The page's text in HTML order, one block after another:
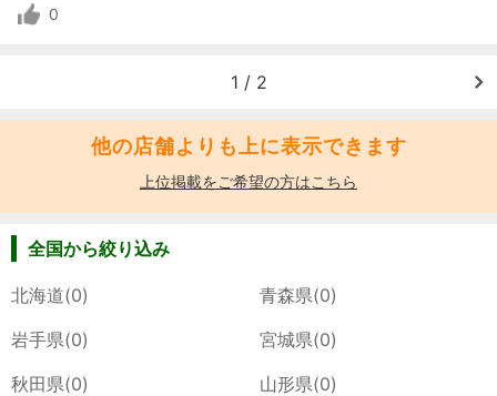
0
1 / 2
他の店舗よりも上に表示できます
上位掲載をご希望の方はこちら
全国から絞り込み
北海道(0)
青森県(0)
岩手県(0)
宮城県(0)
秋田県(0)
山形県(0)